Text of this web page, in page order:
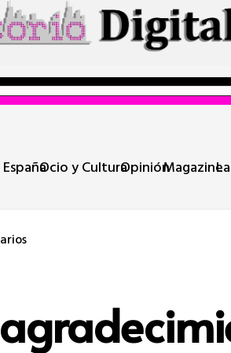
Ocio y CulturaOpiniónMagazine